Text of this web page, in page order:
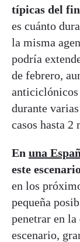
típicas del
es cuánto
la misma
podría
de febrero,
anticiclónicos
durante
casos hasta 2
En una
este
en los
pequeña
penetrar en
escenario,